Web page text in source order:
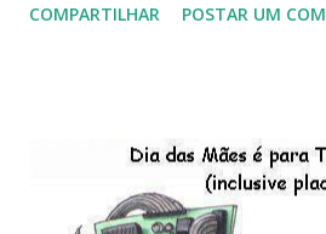
do Kaiana que será lançada em
do LibreOffice , o IX Latinoware, a
Linux (como sempre), o lançamento
baixa taxa de adesão pelos
COMPARTILHAR POSTAR UM